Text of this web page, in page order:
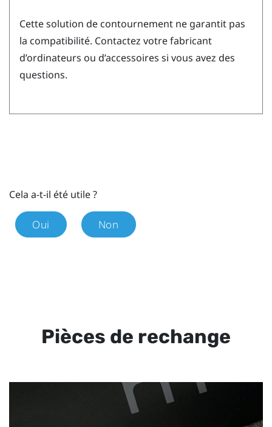
Cette solution de contournement ne garantit pas
la compatibilité. Contactez votre fabricant
d’ordinateurs ou d’accessoires si vous avez des
questions.
Cela a-t-il été utile ?
Oui Non
Pièces de rechange